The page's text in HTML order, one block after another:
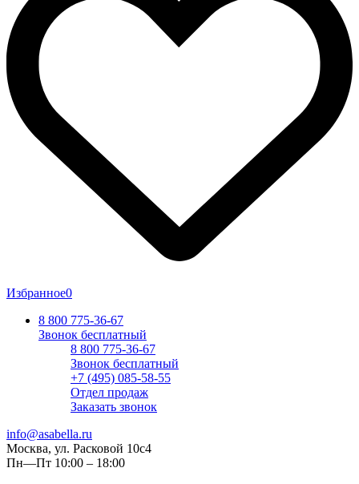
Избранное0
8 800 775-36-67
Звонок бесплатный
8 800 775-36-67
Звонок бесплатный
+7 (495) 085-58-55
Отдел продаж
Заказать звонок
info@asabella.ru
Москва, ул. Расковой 10с4
Пн—Пт 10:00 – 18:00